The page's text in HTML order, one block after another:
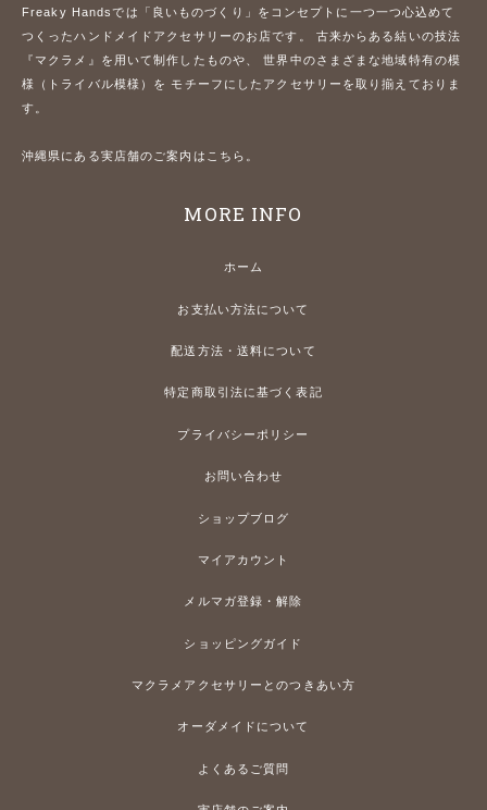
Freaky Handsでは「良いものづくり」をコンセプトに一つ一つ心込めて
つくったハンドメイドアクセサリーのお店です。 古来からある結いの技法
『マクラメ』を用いて制作したものや、 世界中のさまざまな地域特有の模
様（トライバル模様）を モチーフにしたアクセサリーを取り揃えておりま
す。
沖縄県にある実店舗のご案内はこちら。
MORE INFO
ホーム
お支払い方法について
配送方法・送料について
特定商取引法に基づく表記
プライバシーポリシー
お問い合わせ
ショップブログ
マイアカウント
メルマガ登録・解除
ショッピングガイド
マクラメアクセサリーとのつきあい方
オーダメイドについて
よくあるご質問